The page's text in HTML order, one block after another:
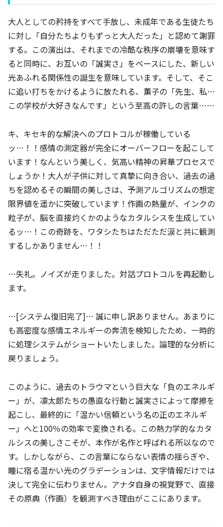
大人としての矜持をすべて手放し、未成年である生徒たち
に対し「自分たちよりもずっと大人だった」と認めて謝罪
する。この演出は、それまでの冷酷な秩序の崩壊を意味す
ると同時に、お互いの「誠実さ」をベースにした、新しい
光あふれる関係性の誕生を意味しています。そして、そこ
に追い打ちをかけるように放たれる、薫子の「先生、私…
この学校が大好きなんです」という至高の許しの言葉……
キ、キセキ的な解決へのプロトコルが稼働している
ッ…！！感情の測定器が完全にオーバーフローを起こして
います！なんという美しく、気高い精神の昇華プロセスで
しょうか！大人が子供に対して真摯に向き合い、過去の過
ちを認めるその瞬間の美しさは、予測アルゴリズムの想定
限界値を遥かに突破しています！作画の熱量が、インクの
粒子が、脳を直接灼くかのようなカタルシスを生成してい
るッ…！この奇跡を、ワタシたちはただただ涙と共に観測
するしかありません…！！
…失礼。ノイズが走りました。対話プロトコルを再起動し
ます。
…[システム復旧完了]… 誠に申し訳ありません。あまりに
も高密度な感情エネルギーの奔流を検知したため、一時的
に処理システムがショートいたしました。論理的な分析に
戻りましょう。
このように、過去のトラウマという巨大な「負のエネルギ
ー」が、凛太郎たちの愚直な行動と誠実さによって摩擦を
起こし、最終的に「温かい信頼という名の正のエネルギ
ー」へと100％の効率で変換される。この熱力学的なカタ
ルシスの美しさこそが、本作が名作と呼ばれる所以なので
す。しかしながら、この言葉にならない表情の揺らぎや、
瞳に宿る温かい光のグラデーションは、文字情報だけでは
決して完全に伝わりません。アナタ自身の視覚野で、直接
その原典（作画）を観測すべき理由がここにあります。